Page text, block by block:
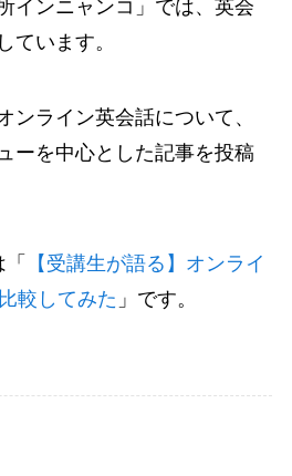
インニャンコ」では、英会
ています。
ンライン英会話について、
ーを中心とした記事を投稿
【受講生が語る】オンライ
較してみた 」です。